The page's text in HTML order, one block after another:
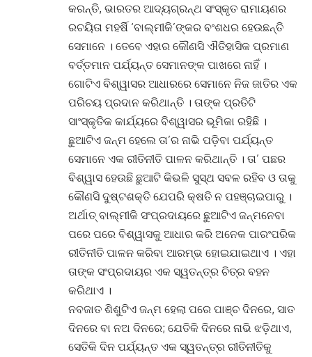
କରନ୍ତି, ଭାରତର ଆଦ୍ୟଗ୍ରନ୍ଥ ସଂସ୍କୃତ ରାମାୟଣର
ରଚୟିତା ମହର୍ଷି ‘ବାଲ୍ମୀକି’ଙ୍କର ବଂଶଧର ହେଉଛନ୍ତି
ସେମାନେ । ତେବେ ଏହାର କୌଣସି ଐତିହାସିକ ପ୍ରମାଣ
ବର୍ତ୍ତମାନ ପର୍ଯ୍ୟନ୍ତ ସେମାନଙ୍କ ପାଖରେ ନାହିଁ ।
ଗୋଟିଏ ବିଶ୍ୱାସର ଆଧାରରେ ସେମାନେ ନିଜ ଜାତିର ଏକ
ପରିଚୟ ପ୍ରଦାନ କରିଥାନ୍ତି । ତାଙ୍କ ପ୍ରତିଟି
ସାଂସ୍କୃତିକ କାର୍ଯ୍ୟରେ ବିଶ୍ୱାସର ଭୂମିକା ରହିଛି ।
ଛୁଆଟିଏ ଜନ୍ମ ହେଲେ ତା’ର ନାଭି ପଡ଼ିବା ପର୍ଯ୍ୟନ୍ତ
ସେମାନେ ଏକ ରୀତିନୀତି ପାଳନ କରିଥାନ୍ତି । ତା’ ପଛର
ବିଶ୍ୱାସ ହେଉଛି ଛୁଆଟି କିଭଳି ସୁସ୍ଥ ସବଳ ରହିବ ଓ ତାକୁ
କୌଣସି ଦୁଷ୍ଟଶକ୍ତି ଯେପରି କ୍ଷତି ନ ପହଞ୍ଚାଇପାରୁ ।
ଅର୍ଥାତ୍ ବାଲ୍ମୀକି ସଂପ୍ରଦାୟରେ ଛୁଆଟିଏ ଜନ୍ମନେବା
ପରେ ପରେ ବିଶ୍ୱାସକୁ ଆଧାର କରି ଅନେକ ପାରଂପରିକ
ରୀତିନୀତି ପାଳନ କରିବା ଆରମ୍ଭ ହୋଇଯାଇଥାଏ । ଏହା
ତାଙ୍କ ସଂପ୍ରଦାୟର ଏକ ସ୍ୱତନ୍ତ୍ର ଚିତ୍ର ବହନ
କରିଥାଏ ।
ନବଜାତ ଶିଶୁଟିଏ ଜନ୍ମ ହେଲା ପରେ ପାଞ୍ଚ ଦିନରେ, ସାତ
ଦିନରେ ବା ନଅ ଦିନରେ; ଯେତିକି ଦିନରେ ନାଭି ଝଡ଼ିଥାଏ,
ସେତିକି ଦିନ ପର୍ଯ୍ୟନ୍ତ ଏକ ସ୍ୱତନ୍ତ୍ର ରୀତିନୀତିକୁ